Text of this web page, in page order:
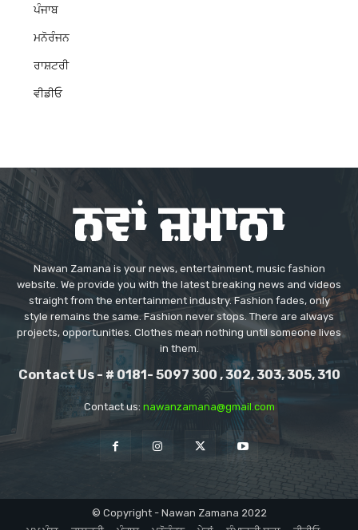
ਪੰਜਾਬ
ਮਨੋਰੰਜਨ
ਰਾਸ਼ਟਰੀ
ਵੀਡੀਓ
Nawan Zamana is your news, entertainment, music fashion
website. We provide you with the latest breaking news and videos
straight from the entertainment industry. Fashion fades, only
style remains the same. Fashion never stops. There are always
projects, opportunities. Clothes mean nothing until someone lives
in them.
Contact Us - # 0181- 5097 300 , 302, 303, 305, 310
Contact us: nawanzamana@gmail.com
© Copyright - Nawan Zamana 2022